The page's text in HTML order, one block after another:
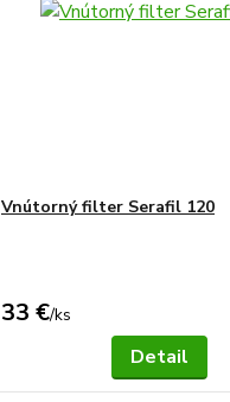
Vnútorný filter Serafil 120
33 €/ks
Detail